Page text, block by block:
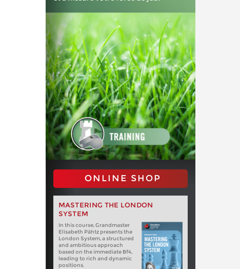
ONLINE SHOP
MASTERING THE LONDON
SYSTEM
In this course, Grandmaster
Elisabeth Pähtz presents the
London System, a structured
and ambitious approach
based on the immediate Bf4,
leading to rich and dynamic
positions.